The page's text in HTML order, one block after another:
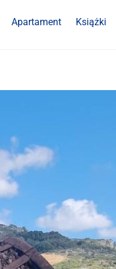
Apartament Książki